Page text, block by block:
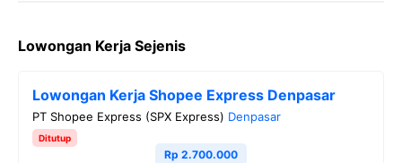
c
i
t
e
r
l
g
r
a
s
A
p
L
i
n
Lowongan Kerja Sejenis
Lowongan Kerja Shopee Express Denpasar
PT Shopee Express (SPX Express) Denpasar
Ditutup
Rp 2.700.000